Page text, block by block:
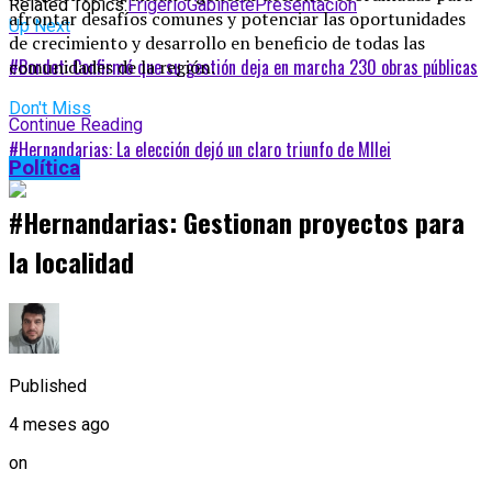
Related Topics:FrigerioGabinetePresentación
Up Next
#Bordet: Confirmó que su gestión deja en marcha 230 obras públicas
Don't Miss
#Hernandarias: La elección dejó un claro triunfo de MIlei
afrontar desafíos comunes y potenciar las oportunidades
de crecimiento y desarrollo en beneficio de todas las
comunidades de la región.
Continue Reading
Política
#Hernandarias: Gestionan proyectos para
la localidad
Published
4 meses ago
on